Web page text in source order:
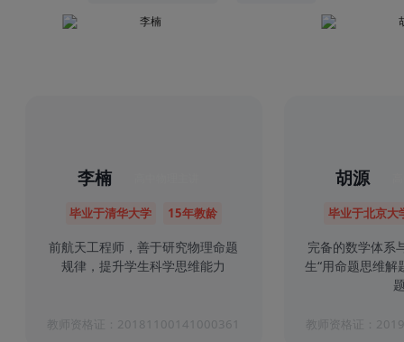
李楠
毕业于清华大学 15年教龄
前航天工程师，善于研究物理命题
规律，提升学生科学思维能力
教师资格证：20181100141000361
胡源
毕业于北京大
完备的数学体系
生“用命题思维
教师资格证：